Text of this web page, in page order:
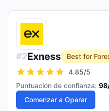
#2Exness
Best for
4.85/5
Puntuación de confianza: 98
Comenzar a Operar